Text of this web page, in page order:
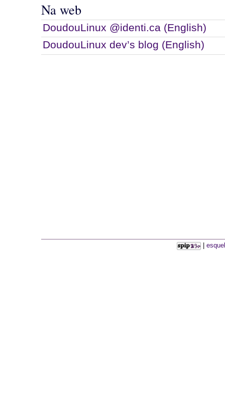
Na web
DoudouLinux @identi.ca (English)
DoudouLinux dev’s blog (English)